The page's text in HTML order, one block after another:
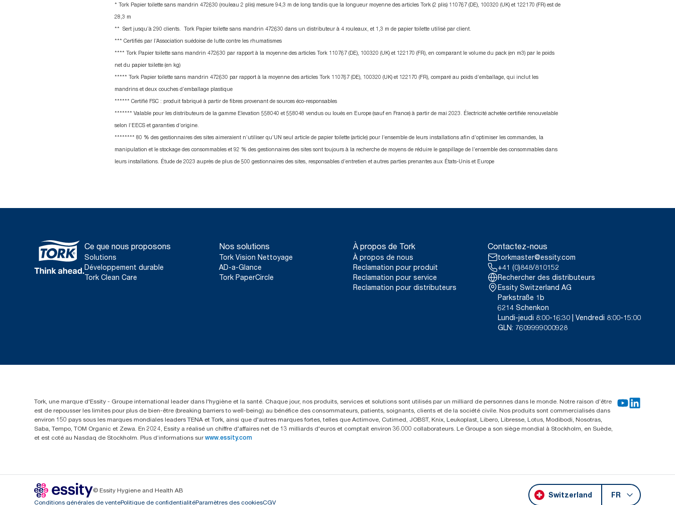
* Tork Papier toilette sans mandrin 472630 (rouleau 2 plis) mesure 94,3 m de long tandis que la longueur moyenne des articles Tork (2 plis) 110767 (DE), 100320 (UK) et 122170 (FR) est de
28,3 m
** Sert jusqu’à 290 clients. Tork Papier toilette sans mandrin 472630 dans un distributeur à 4 rouleaux, et 1,3 m de papier toilette utilisé par client.
*** Certifiés par l’Association suédoise de lutte contre les rhumatismes
**** Tork Papier toilette sans mandrin 472630 par rapport à la moyenne des articles Tork 110767 (DE), 100320 (UK) et 122170 (FR), en comparant le volume du pack (en m3) par le poids
net du papier toilette (en kg)
***** Tork Papier toilette sans mandrin 472630 par rapport à la moyenne des articles Tork 110767 (DE), 100320 (UK) et 122170 (FR), comparé au poids d’emballage, qui inclut les
mandrins et deux couches d’emballage plastique
****** Certifié FSC : produit fabriqué à partir de fibres provenant de sources éco-responsables
*​****** Valable pour les distributeurs de la gamme Elevation 558040 et 558048 vendus ou loués en Europe (sauf en France) à partir de mai 2023. Électricité achetée certifiée renouvelable
selon l’EECS et garanties d’origine.
******** 80 % des gestionnaires des sites aimeraient n’utiliser qu’UN seul article de papier toilette (article) pour l’ensemble de leurs installations afin d’optimiser les commandes, la
manipulation et le stockage des consommables et 92 % des gestionnaires des sites sont toujours à la recherche de moyens de réduire le gaspillage de l’ensemble des consommables dans
leurs installations. Étude de 2023 auprès de plus de 500 gestionnaires des sites, responsables d’entretien et autres parties prenantes aux États-Unis et Europe
Ce que nous proposons
Solutions
Développement durable
Tork Clean Care
Nos solutions
Tork Vision Nettoyage
AD-a-Glance
Tork PaperCircle
À propos de Tork
À propos de nous
Reclamation pour produit
Reclamation pour service
Reclamation pour distributeurs
Contactez-nous
torkmaster@essity.com
+41 (0)848/810152
Rechercher des distributeurs
Essity Switzerland AG
Parkstraße 1b
6214 Schenkon
Lundi-jeudi 8:00-16:30 | Vendredi 8:00-15:00
GLN: 7609999000928
Tork, une marque d'Essity - Groupe international leader dans l'hygiène et la santé. Chaque jour, nos produits, services et solutions sont utilisés par un milliard de personnes dans le monde. Notre raison d’être
est de repousser les limites pour plus de bien-être (breaking barriers to well-being) au bénéfice des consommateurs, patients, soignants, clients et de la société civile. Nos produits sont commercialisés dans
environ 150 pays sous les marques mondiales leaders TENA et Tork, ainsi que d'autres marques fortes, telles que Actimove, Cutimed, JOBST, Knix, Leukoplast, Libero, Libresse, Lotus, Modibodi, Nosotras,
Saba, Tempo, TOM Organic et Zewa. En 2024, Essity a réalisé un chiffre d'affaires net de 13 milliards d'euros et comptait environ 36.000 collaborateurs. Le Groupe a son siège mondial à Stockholm, en Suède,
et est coté au Nasdaq de Stockholm. Plus d’informations sur www.essity.com
© Essity Hygiene and Health AB
Conditions générales de ventePolitique de confidentialitéParamètres des cookiesCGV
Switzerland FR